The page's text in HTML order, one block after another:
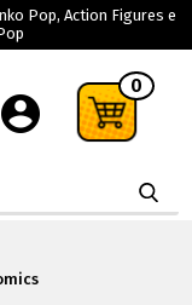
Pop, Action Figures e
0